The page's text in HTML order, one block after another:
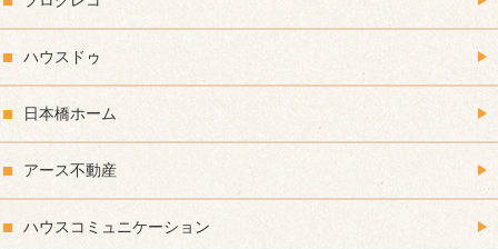
ハウスドゥ
日本橋ホーム
アース不動産
ハウスコミュニケーション